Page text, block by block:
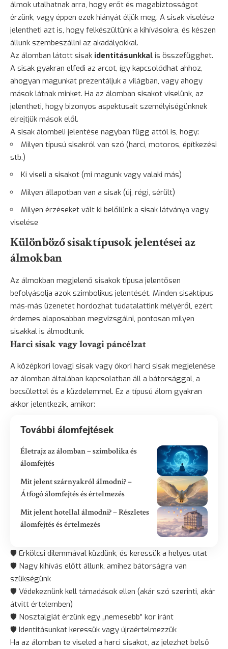
álmok utalhatnak arra, hogy erőt és magabiztosságot
érzünk, vagy éppen ezek hiányát éljük meg. A sisak viselése
jelentheti azt is, hogy felkészültünk a kihívásokra, és készen
állunk szembeszállni az akadályokkal.
Az álomban látott sisak identitásunkkal is összefügghet.
A sisak gyakran elfedi az arcot, így kapcsolódhat ahhoz,
ahogyan magunkat prezentáljuk a világban, vagy ahogy
mások látnak minket. Ha az álomban sisakot viselünk, az
jelentheti, hogy bizonyos aspektusait személyiségünknek
elrejtjük mások elől.
A sisak álombeli jelentése nagyban függ attól is, hogy:
Milyen típusú sisakról van szó (harci, motoros, építkezési
stb.)
Ki viseli a sisakot (mi magunk vagy valaki más)
Milyen állapotban van a sisak (új, régi, sérült)
Milyen érzéseket vált ki belőlünk a sisak látványa vagy
viselése
Különböző sisaktípusok jelentései az
álmokban
Az álmokban megjelenő sisakok típusa jelentősen
befolyásolja azok szimbolikus jelentését. Minden sisaktípus
más-más üzenetet hordozhat tudatalattink mélyéről, ezért
érdemes alaposabban megvizsgálni, pontosan milyen
sisakkal is álmodtunk.
Harci sisak vagy lovagi páncélzat
A középkori lovagi sisak vagy ókori harci sisak megjelenése
az álomban általában kapcsolatban áll a bátorsággal, a
becsülettel és a küzdelemmel. Ez a típusú álom gyakran
akkor jelentkezik, amikor:
További álomfejtések
Életrajz az álomban – szimbolika és
álomfejtés
Mit jelent szárnyakról álmodni? –
Átfogó álomfejtés és értelmezés
Mit jelent hotellal álmodni? – Részletes
álomfejtés és értelmezés
🛡️ Erkölcsi dilemmával küzdünk, és keressük a helyes utat
🛡️ Nagy kihívás előtt állunk, amihez bátorságra van
szükségünk
🛡️ Védekeznünk kell támadások ellen (akár szó szerinti, akár
átvitt értelemben)
🛡️ Nosztalgiát érzünk egy „nemesebb” kor iránt
🛡️ Identitásunkat keressük vagy újraértelmezzük
Ha az álomban te viseled a harci sisakot, az jelezhet belső